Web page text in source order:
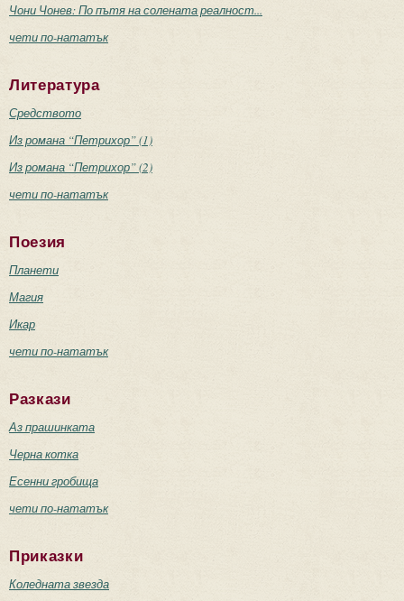
Чони Чонев: По пътя на солената реалност...
чети по-нататък
Литература
Средството
Из романа “Петрихор” (1)
Из романа “Петрихор” (2)
чети по-нататък
Поезия
Планети
Магия
Икар
чети по-нататък
Разкази
Аз прашинката
Черна котка
Есенни гробища
чети по-нататък
Приказки
Коледната звезда